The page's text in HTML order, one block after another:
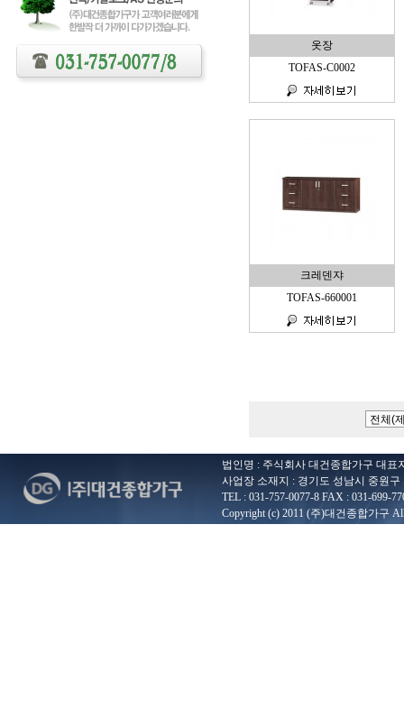
옷장
TOFAS-C0002
크레덴쟈
TOFAS-660001
법인명 : 주식회사 대건종합가구 대표
사업장 소재지 : 경기도 성남시 중원
TEL : 031-757-0077-8 FAX : 031-699-
Copyright (c) 2011 (주)대건종합가구